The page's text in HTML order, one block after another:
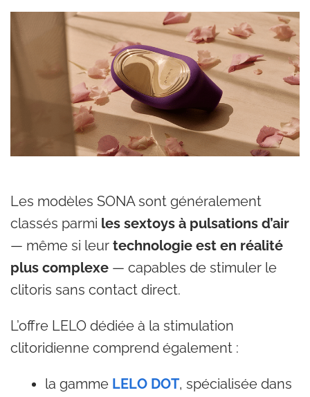
Les modèles SONA sont généralement
classés parmi les sextoys à pulsations d’air
— même si leur technologie est en réalité
plus complexe — capables de stimuler le
clitoris sans contact direct.
L’offre LELO dédiée à la stimulation
clitoridienne comprend également :
la gamme LELO DOT, spécialisée dans